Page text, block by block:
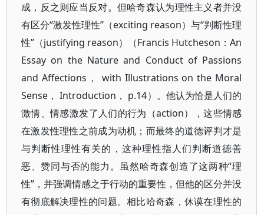
成，反之则应当反对。但哈奇森认为理性主义者并没
有区分“激发性理性”（exciting reason）与“判断性理
性”（justifying reason）（Francis Hutcheson：An
Essay on the Nature and Conduct of Passions
and Affections， with Illustrations on the Moral
Sense， Introduction， p.14）。他认为恰是人们的
激情、情感激发了人们的行为（action），这些情感
在激发性理性之前成为动机；而最终的道德评判才是
与判断性理性有关的，这种理性指人们判断道德善
恶、赞同与否的能力。虽然哈奇森创造了这两种“理
性”，并强调情感之于行动的重要性，但他的区分并没
有彻底解决理性的问题。相比哈奇森，休谟在理性的